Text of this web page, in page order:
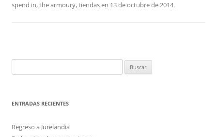
spend in,the armoury,tiendasen 13 de octubre de 2014.
ENTRADAS RECIENTES
Regreso a Jurelandia